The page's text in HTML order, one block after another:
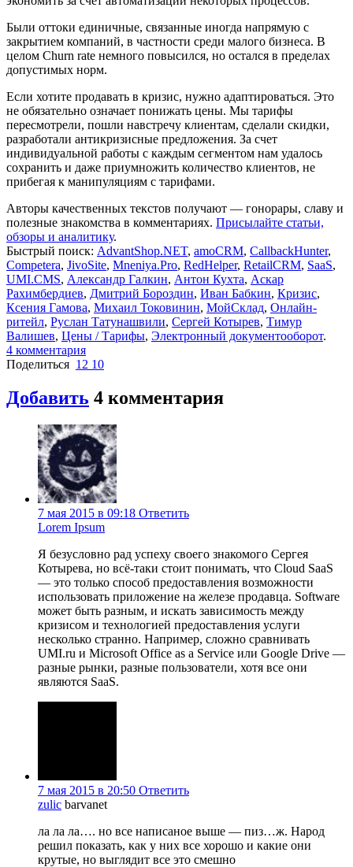
Были оттоки единичные, связанные иногда напрямую с
закрытием компаний, в частности среди малого бизнеса. В
целом Сhurn rate немного повысился, но остался в пределах
допустимых норм.
Если хотите продавать в кризис, нужно адаптироваться. Это
не обязательно означает понижать цены. Мы тарифы
пересмотрели, пошли навстречу клиентам, сделали скидки,
разработали антикризисные предложения. За счет
индивидуальной работы с каждым сегментом нам удалось
сохранить и даже приумножить количество клиентов, не
прибегая к манипуляциям с тарифами.
Авторы качественных текстов получают — гонорары, славу и
полезные знакомства в комментариях. Присылайте статьи,
обзоры и аналитику.
Быстрый поиск: AdvantShop.NET, amoCRM, CallbackHunter,
Competera, JivoSite, Mneniya.Pro, RedHelper, RetailCRM, SaaS,
UMI.CMS, Александр Галкин, Антон Кухта, Аскар
Рахимбердиев, Дмитрий Бороздин, Иван Бабкин, Кризис,
Ксения Гамова, Михаил Токовинин, МойСклад, Онлайн-
ритейл, Руслан Татунашвили, Сергей Котырев, Тимур
Валишев, Цены / Тарифы, Электронный документооборот.
4 комментария
Поделиться 12 10
Добавить 4 комментария
7 мая 2015 в 09:18 Ответить
Lorem Ipsum
Я безусловно рад успеху своего знакомого Сергея
Котырева, но всё-таки стоит понимать, что Cloud SaaS
— это только способ предоставления возможности
использовать приложение на железе продавца. Software
может быть разным, и искать зависимость между
кризисом и технологией предоставления услуги
несколько странно. Например, сложно сравнивать
UMI.ru и Microsoft Office as a Service или Google Drive —
разные рынки, разные пользователи, хотя все они
являются SaaS.
7 мая 2015 в 20:50 Ответить
zulic barvanet
ла ла ла…. но все написаное выше — пиз…ж. Народ
решил показать, как у них все хорошо и какие они
крутые, но выглядит все это смешно